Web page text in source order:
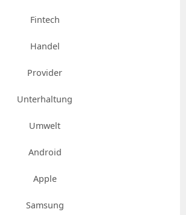
Fintech
Handel
Provider
Unterhaltung
Umwelt
Android
Apple
Samsung